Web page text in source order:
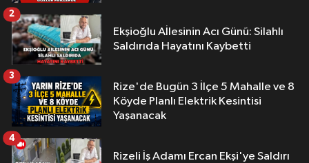
Ekşioğlu Aİlesinin Acı Günü: Silahlı
Saldırıda Hayatını Kaybetti
2
Rize'de Bugün 3 İlçe 5 Mahalle ve 8
Köyde Planlı Elektrik Kesintisi
Yaşanacak
3
Rizeli İş Adamı Ercan Ekşi'ye Saldırı
4